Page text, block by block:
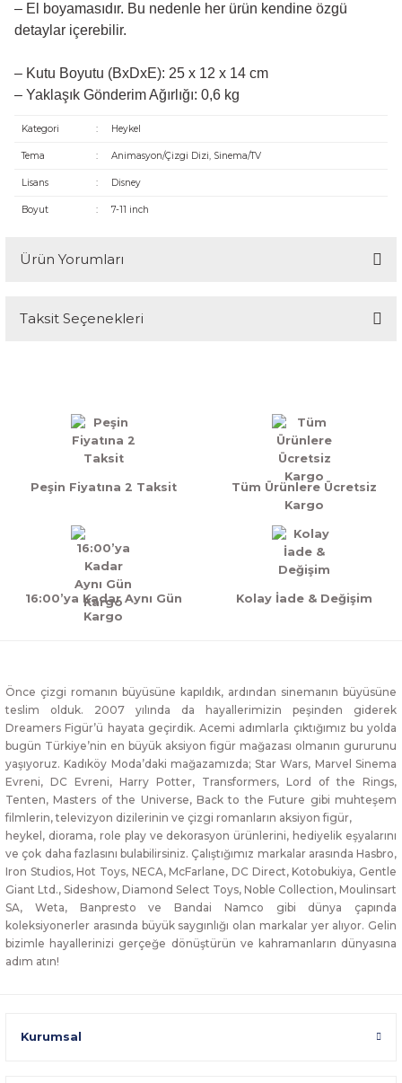
– El boyamasıdır. Bu nedenle her ürün kendine özgü
detaylar içerebilir.
– Kutu Boyutu (BxDxE): 25 x 12 x 14 cm
– Yaklaşık Gönderim Ağırlığı: 0,6 kg
Kategori : Heykel
Tema : Animasyon/Çizgi Dizi, Sinema/TV
Lisans : Disney
Boyut : 7-11 inch
Ürün Yorumları
Bu ürüne ilk yorumu siz yapın!
Taksit Seçenekleri
Peşin Fiyatına 2 Taksit
Tüm Ürünlere Ücretsiz
Kargo
16:00’ya Kadar Aynı Gün
Kargo
Kolay İade & Değişim
Önce çizgi romanın büyüsüne kapıldık, ardından sinemanın büyüsüne
teslim olduk. 2007 yılında da hayallerimizin peşinden giderek
Dreamers Figür’ü hayata geçirdik. Acemi adımlarla çıktığımız bu yolda
bugün Türkiye’nin en büyük aksiyon figür mağazası olmanın gururunu
yaşıyoruz. Kadıköy Moda’daki mağazamızda; Star Wars, Marvel Sinema
Evreni, DC Evreni, Harry Potter, Transformers, Lord of the Rings,
Tenten, Masters of the Universe, Back to the Future gibi muhteşem
filmlerin, televizyon dizilerinin ve çizgi romanların aksiyon figür,
heykel, diorama, role play ve dekorasyon ürünlerini, hediyelik eşyalarını
ve çok daha fazlasını bulabilirsiniz. Çalıştığımız markalar arasında Hasbro,
Iron Studios, Hot Toys, NECA, McFarlane, DC Direct, Kotobukiya, Gentle
Giant Ltd., Sideshow, Diamond Select Toys, Noble Collection, Moulinsart
SA, Weta, Banpresto ve Bandai Namco gibi dünya çapında
koleksiyonerler arasında büyük saygınlığı olan markalar yer alıyor. Gelin
bizimle hayallerinizi gerçeğe dönüştürün ve kahramanların dünyasına
adım atın!
Kurumsal